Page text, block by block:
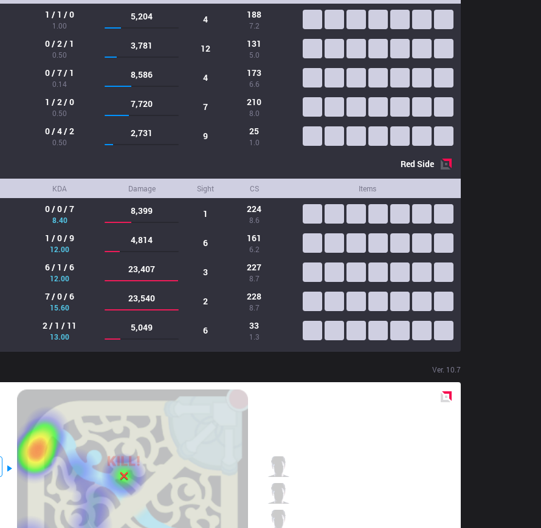
1 / 1 / 0
1.00
5,204 4 188
7.2
0 / 2 / 1
0.50
3,781 12 131
5.0
0 / 7 / 1
0.14
8,586 4 173
6.6
1 / 2 / 0
0.50
7,720 7 210
8.0
0 / 4 / 2
0.50
2,731 9 25
1.0
RedSide
KDA Damage Sight CS Items
0 / 0 / 7
8.40
8,399 1 224
8.6
1 / 0 / 9
12.00
4,814 6 161
6.2
6 / 1 / 6
12.00
23,407 3 227
8.7
7 / 0 / 6
15.60
23,540 2 228
8.7
2 / 1 / 11
13.00
5,049 6 33
1.3
Ver. 10.7